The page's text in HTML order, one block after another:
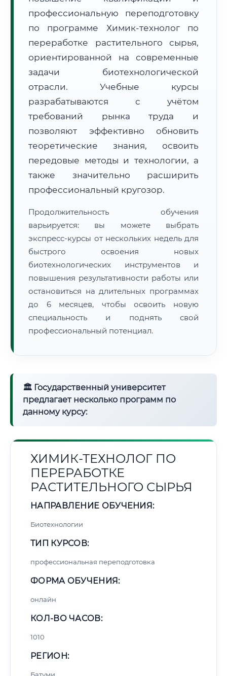
Расчет логистики оригиналов:
• Экспресс-доставка СДЭК / Почтой:5–7 рабочих дней
📜 Документы и аккредитация
🔍Нажмите на документ для увеличения и просмотра
профессиональную переподготовку
по программе Химик-технолог по
переработке растительного сырья,
ориентированной на современные
задачи биотехнологической
отрасли. Учебные курсы
разрабатываются с учётом
требований рынка труда и
позволяют эффективно обновить
теоретические знания, освоить
передовые методы и технологии, а
также значительно расширить
профессиональный кругозор.
Продолжительность обучения
варьируется: вы можете выбрать
экспресс-курсы от нескольких недель для
быстрого освоения новых
биотехнологических инструментов и
повышения результативности работы или
остановиться на длительных программах
до 6 месяцев, чтобы освоить новую
специальность и поднять свой
профессиональный потенциал.
🏛 Государственный университет
предлагает несколько программ по
данному курсу:
ХИМИК-ТЕХНОЛОГ ПО
ПЕРЕРАБОТКЕ
РАСТИТЕЛЬНОГО СЫРЬЯ
НАПРАВЛЕНИЕ ОБУЧЕНИЯ:
Биотехнологии
ТИП КУРСОВ:
профессиональная переподготовка
ФОРМА ОБУЧЕНИЯ:
онлайн
КОЛ-ВО ЧАСОВ:
1010
РЕГИОН: